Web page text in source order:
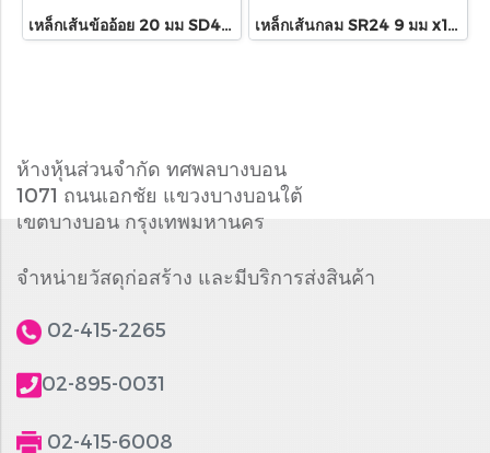
เหล็กเส้นข้ออ้อย 20 มม SD40T x10เมตร เหล็กเส้นกลม SR24 9 มม x10เมตร
ห้างหุ้นส่วนจำกัด ทศพลบางบอน
1071 ถนนเอกชัย แขวงบางบอนใต้
เขตบางบอน กรุงเทพมหานคร
จำหน่ายวัสดุก่อสร้าง และมีบริการส่งสินค้า
02-415-2265
02-895-0031
02-415-6008